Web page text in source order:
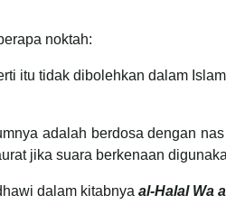
noktah:
tidak dibolehkan dalam Islam
adalah berdosa dengan nas
jika suara berkenaan
dalam kitabnya al-Halal Wa